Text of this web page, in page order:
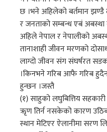
छ ।भने अहिलेको बर्तमान झण्डै
र जनताको सम्बन्ध एबं
अहिले नेपाल र नेपालीको
तानाशाही जीवन मरणको
लाग्दो जीवन संग संघर्षरत
।किनभने गरिब आफै गरिब
हुन्छन ।जस्तै
(१) साहुको लघुबित्तिय
ऋृण तिर्न नसकेको कारण
स्थान मेटिएर ऐलानीमा सरण